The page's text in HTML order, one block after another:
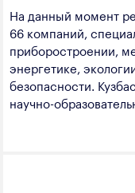
На данный момент
66 компаний,
приборостроении,
энергетике,
безопасности.
научно-